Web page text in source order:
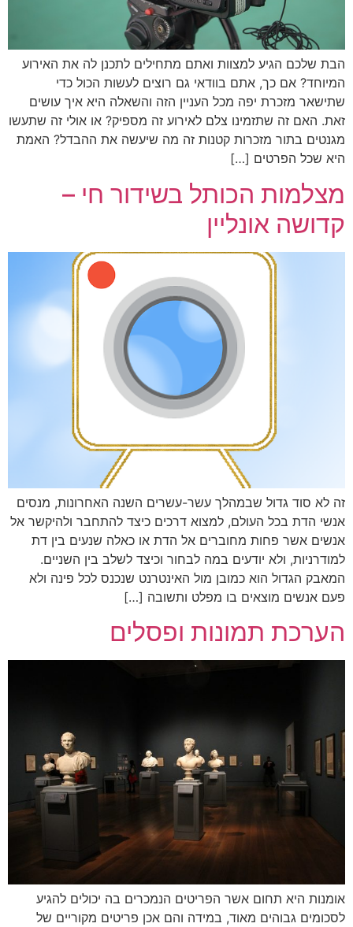
הבת שלכם הגיע למצוות ואתם מתחילים לתכנן לה את האירוע
המיוחד? אם כך, אתם בוודאי גם רוצים לעשות הכול כדי
שתישאר מזכרת יפה מכל העניין הזה והשאלה היא איך עושים
זאת. האם זה שתזמינו צלם לאירוע זה מספיק? או אולי זה שתעשו
מגנטים בתור מזכרות קטנות זה מה שיעשה את ההבדל? האמת
היא שכל הפרטים […]
מצלמות הכותל בשידור חי –
קדושה אונליין
זה לא סוד גדול שבמהלך עשר-עשרים השנה האחרונות, מנסים
אנשי הדת בכל העולם, למצוא דרכים כיצד להתחבר ולהיקשר אל
אנשים אשר פחות מחוברים אל הדת או כאלה שנעים בין דת
למודרניות, ולא יודעים במה לבחור וכיצד לשלב בין השניים.
המאבק הגדול הוא כמובן מול האינטרנט שנכנס לכל פינה ולא
פעם אנשים מוצאים בו מפלט ותשובה […]
הערכת תמונות ופסלים
אומנות היא תחום אשר הפריטים הנמכרים בה יכולים להגיע
לסכומים גבוהים מאוד, במידה והם אכן פריטים מקוריים של